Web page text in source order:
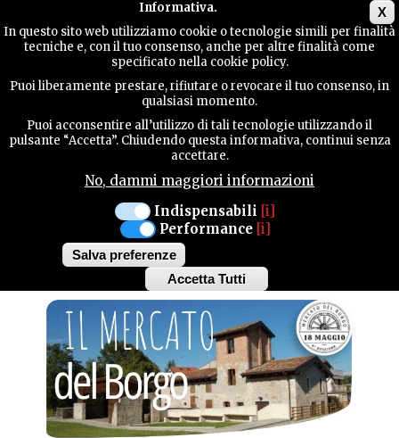
X
Informativa.
In questo sito web utilizziamo cookie o tecnologie simili per finalità
tecniche e, con il tuo consenso, anche per altre finalità come
specificato nella cookie policy.
Puoi liberamente prestare, rifiutare o revocare il tuo consenso, in
qualsiasi momento.
Puoi acconsentire all’utilizzo di tali tecnologie utilizzando il
pulsante “Accetta”. Chiudendo questa informativa, continui senza
accettare.
No, dammi maggiori informazioni
Indispensabili [i]
Performance [i]
Salva preferenze
Accetta Tutti
Withdraw
consent
CONTATTI
MANIFESTAZIONI
PINZANO AL TAGLIAMENTO
DOMENICA 18 MAGGIO
IL MERCATO DEL
BORGO